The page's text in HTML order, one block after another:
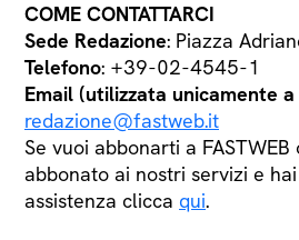
COME CONTATTARCI
Sede Redazione: Piazza
Telefono: +39-02-4545-1
Email (utilizzata unicamente
redazione@fastweb.it
Se vuoi abbonarti a FASTWEB
abbonato ai nostri servizi e
assistenza clicca qui.